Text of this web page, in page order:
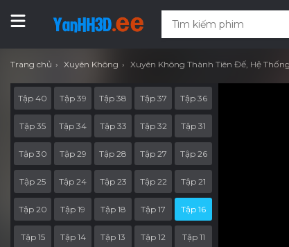
Trang chủ Xuyên Không Xuyên Không Thành Tiên Đế, Hệ
Tập 40 Tập 39 Tập 38 Tập 37 Tập 36
Tập 35 Tập 34 Tập 33 Tập 32 Tập 31
Tập 30 Tập 29 Tập 28 Tập 27 Tập 26
Tập 25 Tập 24 Tập 23 Tập 22 Tập 21
Tập 20 Tập 19 Tập 18 Tập 17 Tập 16
Tập 15 Tập 14 Tập 13 Tập 12 Tập 11